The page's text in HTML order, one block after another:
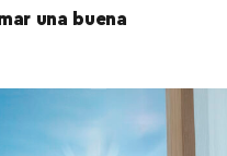
una buena